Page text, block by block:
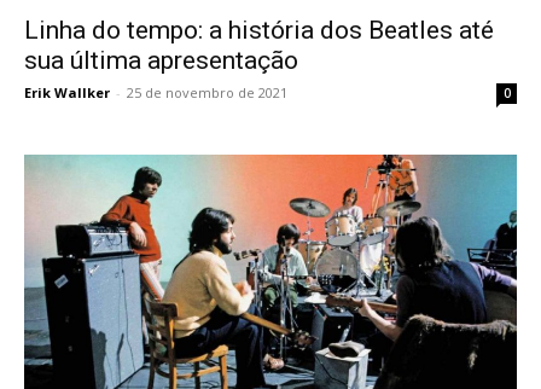
Linha do tempo: a história dos Beatles até
sua última apresentação
Erik Wallker - 25 de novembro de 2021 0